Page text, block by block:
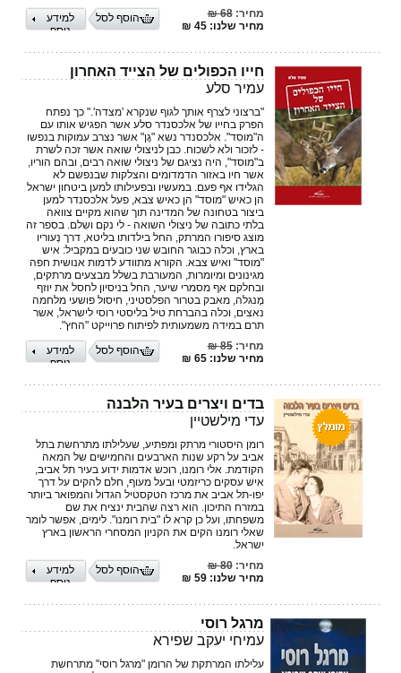
מחיר:68 ₪
מחיר שלנו: 45 ₪
למידע
נוסף
הוסף לסל
חייו הכפולים של הצייד האחרון
עמיר סלע
"ברצוני לצרף אותך לגוף שנקרא 'מצדה'." כך נפתח
הפרק בחייו של אלכסנדר סלע אשר הפגיש אותו עם
ה"מוסד". אלכסנדר נשא "גֶן" אשר נצרב עמוקות בנפשו
- לזכור ולא לשכוח. כבן לניצולי שואה אשר זכה לשרת
ב"מוסד", היה נציגם של ניצולי שואה רבים, ובהם הוריו,
אשר חיו באזור הדמדומים והצלקות שבנפשם לא
הגלידו אף פעם. במעשיו ובפעילותו למען ביטחון ישראל
הן כאיש "מוסד" הן כאיש צבא, פעל אלכסנדר למען
ביצור בטחונה של המדינה תוך שהוא מקיים צוואה
בלתי כתובה של ניצולי השואה - לי נקם ושִלם. בספר זה
מוצג סיפורו המרתק, החל בילדותו בליטא, דרך נְעוריו
בארץ, וכלה כבוגר החובש שני כובעים במקביל: איש
"מוסד" ואיש צבא. הקורא מתוודע לדמות אנושית חפה
מגינונים ומיומרות, המעורבת בשלל מבצעים מרתקים,
ובחלקם אף מסמרי שיער, החל בניסיון לחסל את יוזף
מֶנגלה, מאבק בטרור הפלסטיני, חיסול פושעי מלחמה
נאצים, וכלה בהברחת טיל בליסטי רוסי לישראל, אשר
תרם במידה משמעותית לפיתוח פרוייקט "החץ".
מחיר:85 ₪
מחיר שלנו: 65 ₪
למידע
נוסף
הוסף לסל
בדים ויצרים בעיר הלבנה
עדי מילשטיין
רומן היסטורי מרתק ומפתיע, שעלילתו מתרחשת בתל
אביב על רקע שנות הארבעים והחמישים של המאה
הקודמת. אלי רומנו, רוכש אדמות ידוע בעיר תל אביב,
איש עסקים כריזמטי ובעל מעוף, חלם להקים על דרך
יפו-תל אביב את מרכז הטקסטיל הגדול והמפואר ביותר
במזרח התיכון. הוא רצה שהבית ינציח את שם
משפחתו, ועל כן קרא לו "בית רומנו". לימים, אפשר לומר
שאלי רומנו הקים את הקניון המסחרי הראשון בארץ
ישראל.
מחיר:80 ₪
מחיר שלנו: 59 ₪
למידע
נוסף
הוסף לסל
מרגל רוסי
עמיחי יעקב שפירא
עלילתו המרתקת של הרומן "מרגל רוסי" מתרחשת